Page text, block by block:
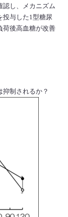
認し、メカニズム
投与した1型糖尿
荷後高血糖が改善
制されるか？